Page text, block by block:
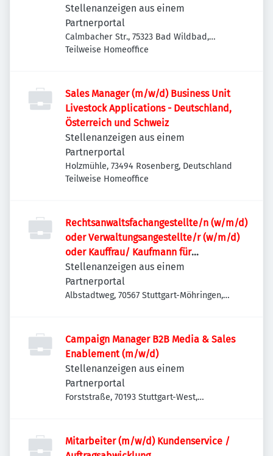
Stellenanzeigen aus einem
Partnerportal
Calmbacher Str., 75323 Bad Wildbad,
Deutschland
Teilweise Homeoffice
Sales Manager (m/w/d) Business Unit
Livestock Applications - Deutschland,
Österreich und Schweiz
Stellenanzeigen aus einem
Partnerportal
Holzmühle, 73494 Rosenberg, Deutschland
Teilweise Homeoffice
Rechtsanwaltsfachangestellte/n (w/m/d)
oder Verwaltungsangestellte/r (w/m/d)
oder Kauffrau/ Kaufmann für
Büromanagement (w/m/d)
Stellenanzeigen aus einem
Partnerportal
Albstadtweg, 70567 Stuttgart-Möhringen,
Campaign Manager B2B Media & Sales
Enablement (m/w/d)
Stellenanzeigen aus einem
Partnerportal
Forststraße, 70193 Stuttgart-West,
Mitarbeiter (m/w/d) Kundenservice /